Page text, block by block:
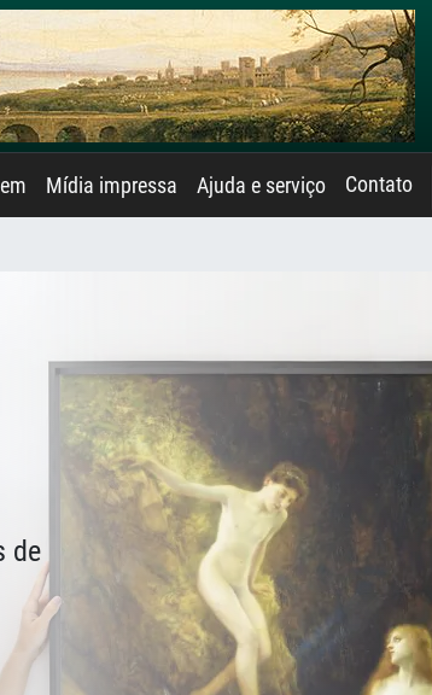
Mídia impressa Ajuda e serviço Contato
de